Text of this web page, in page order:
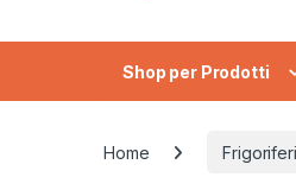
Shop per Prodotti
Home Frigoriferi